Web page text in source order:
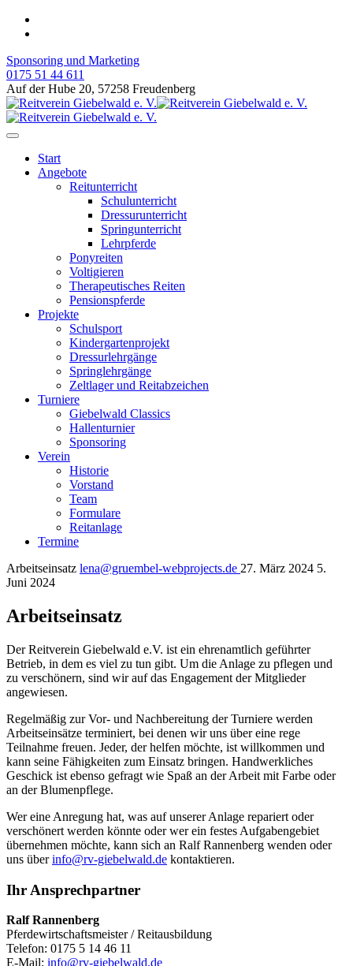
Sponsoring und Marketing
0175 51 44 611
Auf der Hube 20, 57258 Freudenberg
Start
Angebote
Reitunterricht
Schulunterricht
Dressurunterricht
Springunterricht
Lehrpferde
Ponyreiten
Voltigieren
Therapeutisches Reiten
Pensionspferde
Projekte
Schulsport
Kindergartenprojekt
Dressurlehrgänge
Springlehrgänge
Zeltlager und Reitabzeichen
Turniere
Giebelwald Classics
Hallenturnier
Sponsoring
Verein
Historie
Vorstand
Team
Formulare
Reitanlage
Termine
Arbeitseinsatz lena@gruembel-webprojects.de 27. März 2024 5.
Juni 2024
Arbeitseinsatz
Der Reitverein Giebelwald e.V. ist ein ehrenamtlich geführter
Betrieb, in dem es viel zu tun gibt. Um die Anlage zu pflegen und
zu verschönern, sind wir auf das Engagement der Mitglieder
angewiesen.
Regelmäßig zur Vor- und Nachbereitung der Turniere werden
Arbeitseinsätze terminiert, bei denen wir uns über eine rege
Teilnahme freuen. Jeder, der helfen möchte, ist willkommen und
kann seine Fähigkeiten zum Einsatz bringen. Handwerkliches
Geschick ist ebenso gefragt wie Spaß an der Arbeit mit Farbe oder
an der Blumenpflege.
Wer eine Anregung hat, was auf unserer Anlage repariert oder
verschönert werden könnte oder wer ein festes Aufgabengebiet
übernehmen möchte, kann sich an Ralf Rannenberg wenden oder
uns überinfo@rv-giebelwald.de kontaktieren.
Ihr Ansprechpartner
Ralf Rannenberg
Pferdewirtschaftsmeister / Reitausbildung
Telefon: 0175 5 14 46 11
E-Mail: info@rv-giebelwald.de